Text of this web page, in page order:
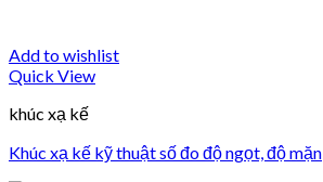
Add to wishlist
Quick View
khúc xạ kế
Khúc xạ kế kỹ thuật số đo độ ngọt, độ mặn